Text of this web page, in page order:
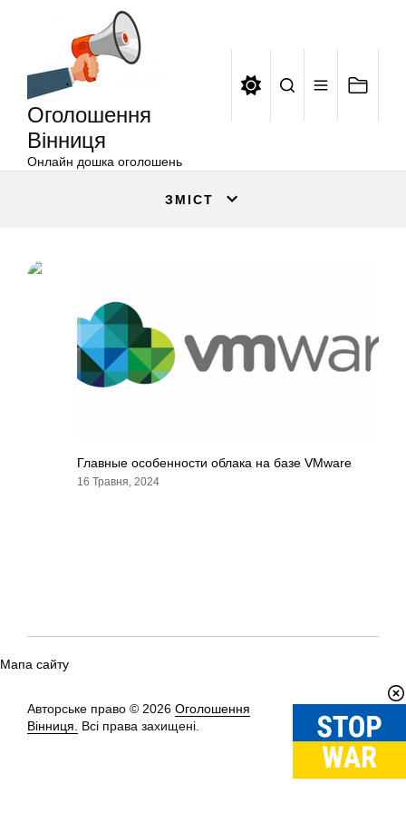
Оголошення
Вінниця
Онлайн дошка оголошень
ЗМІСТ
Главные особенности облака на базе VMware
16 Травня, 2024
Мапа сайту
Авторське право © 2026 Оголошення
Вінниця.
Всі права захищені.
Вгору↑